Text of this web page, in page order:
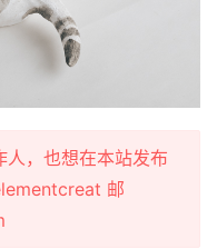
，也想在本站发布
邮